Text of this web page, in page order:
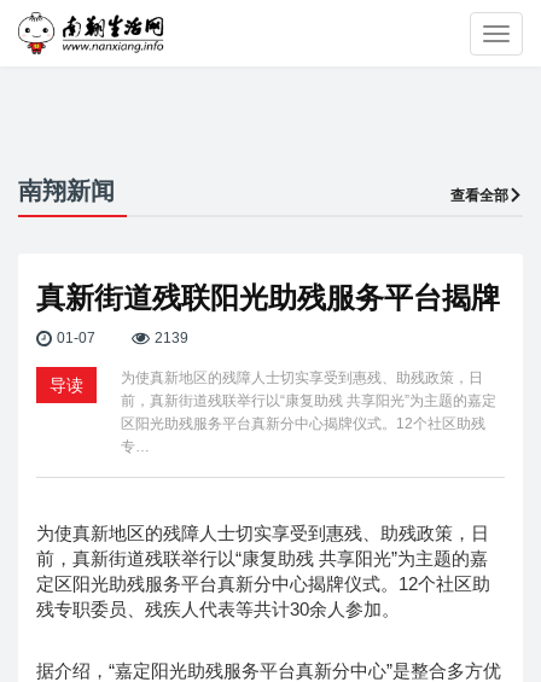
南翔新闻 查看全部
真新街道残联阳光助残服务平台揭牌
01-07 2139
导读
为使真新地区的残障人士切实享受到惠残、助残政策，日
前，真新街道残联举行以“康复助残 共享阳光”为主题的嘉定
区阳光助残服务平台真新分中心揭牌仪式。12个社区助残
专…
为使真新地区的残障人士切实享受到惠残、助残政策，日
前，真新街道残联举行以“康复助残 共享阳光”为主题的嘉
定区阳光助残服务平台真新分中心揭牌仪式。12个社区助
残专职委员、残疾人代表等共计30余人参加。
据介绍，“嘉定阳光助残服务平台真新分中心”是整合多方优